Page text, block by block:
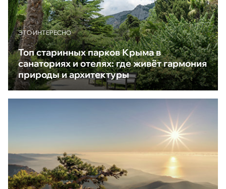
ЭТО ИНТЕРЕСНО
Топ старинных парков Крыма в
санаториях и отелях: где живёт гармония
природы и архитектуры